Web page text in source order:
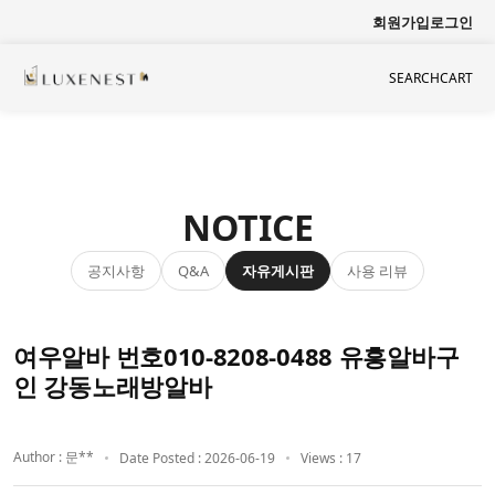
회원가입로그인
SEARCHCART
NOTICE
공지사항 Q&A 자유게시판 사용 리뷰
여우알바 번호010-8208-0488 유흥알바구
인 강동노래방알바
Author : 문** Date Posted : 2026-06-19 Views : 17